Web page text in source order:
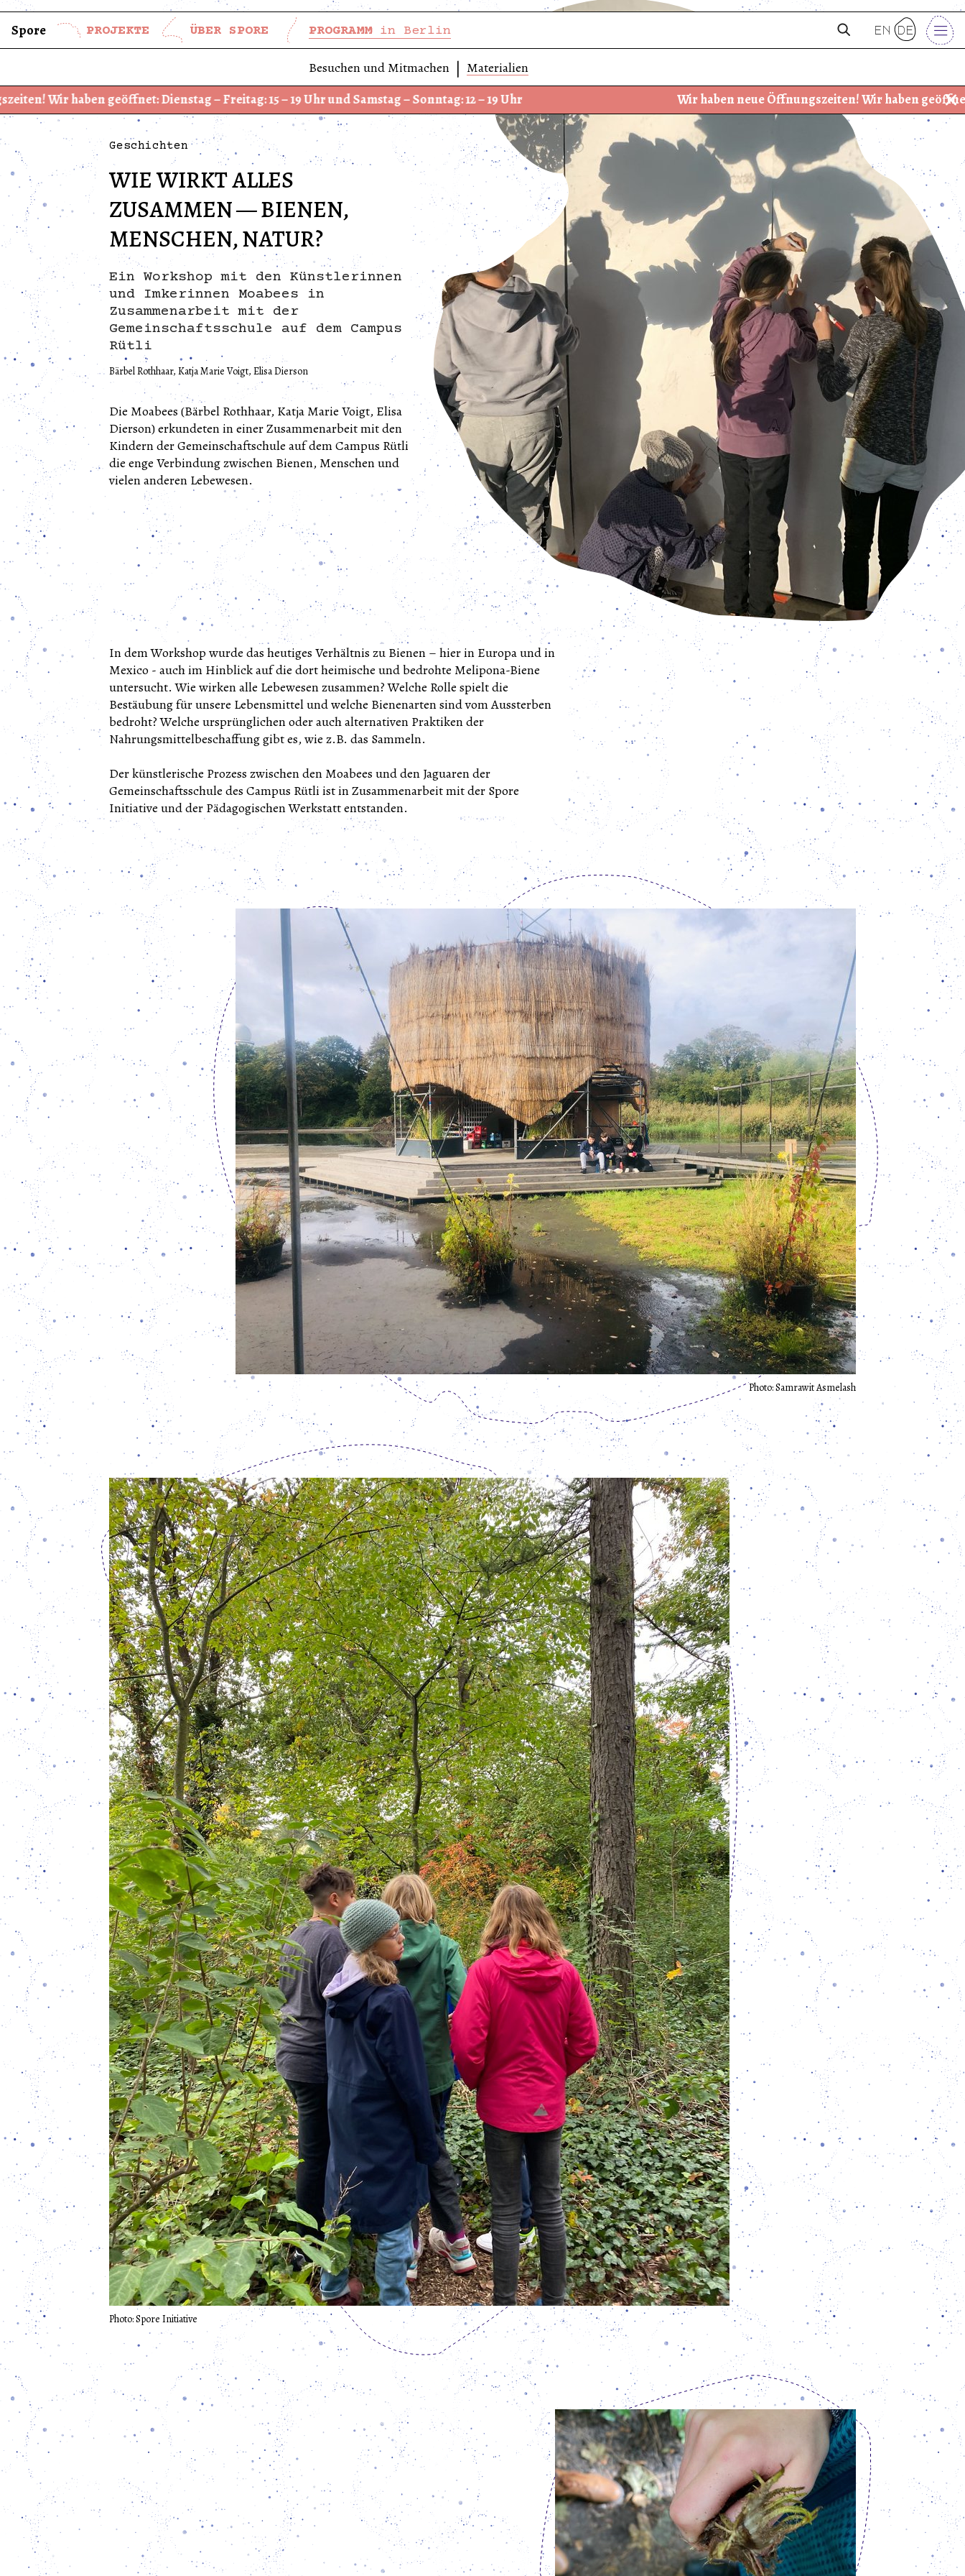
Spore PROJEKTE ÜBER SPORE PROGRAMM in Berlin
Besuchen und Mitmachen Materialien
en de
Dienstag – Freitag: 15 – 19 Uhr und Samstag – Sonntag: 12 – 19 Uhr Wir haben neue Öffnungszeiten! Wir haben geöffnet: Dienstag –
Geschichten
WIE WIRKT ALLES
ZUSAMMEN — BIENEN,
MENSCHEN, NATUR?
Ein Workshop mit den Künstlerinnen
und Imkerinnen Moabees in
Zusammenarbeit mit der
Gemeinschaftsschule auf dem Campus
Rütli
Bärbel Rothhaar, Katja Marie Voigt, Elisa Dierson
Die Moabees (Bärbel Rothhaar, Katja Marie Voigt, Elisa
Dierson) erkundeten in einer Zusammenarbeit mit den
Kindern der Gemeinschaftschule auf dem Campus Rütli
die enge Verbindung zwischen Bienen, Menschen und
vielen anderen Lebewesen.
In dem Workshop wurde das heutiges Verhältnis zu Bienen – hier in Europa und in
Mexico - auch im Hinblick auf die dort heimische und bedrohte Melipona-Biene
untersucht. Wie wirken alle Lebewesen zusammen? Welche Rolle spielt die
Bestäubung für unsere Lebensmittel und welche Bienenarten sind vom Aussterben
bedroht? Welche ursprünglichen oder auch alternativen Praktiken der
Nahrungsmittelbeschaffung gibt es, wie z.B. das Sammeln.
Der künstlerische Prozess zwischen den Moabees und den Jaguaren der
Gemeinschaftsschule des Campus Rütli ist in Zusammenarbeit mit der Spore
Initiative und der Pädagogischen Werkstatt entstanden.
Photo: Samrawit Asmelash
Photo: Spore Initiative